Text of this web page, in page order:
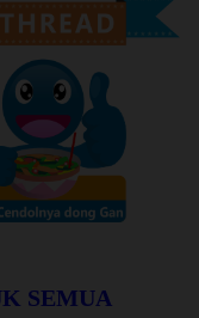
SEMUA